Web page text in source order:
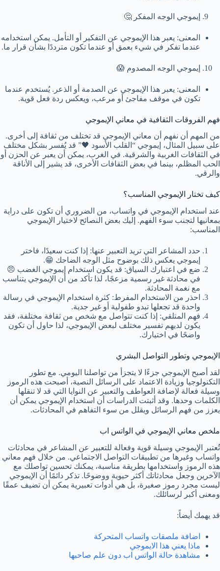
إيموجي الوجه المفكر 🤔
المعنى: يعبر هذا الإيموجي عن التفكير أو التأمل. يمكن استخدامه
عندما تفكر في شيء بعمق أو عندما تكون مترددًا بشأن قرار ما.
إيموجي الوجه المصدوم 😱
المعنى: يعبر هذا الإيموجي عن الصدمة أو الذعر. يُستخدم عندما
تكون في موقف مفاجئ أو مرعب، ويعكس ردة فعل قوية.
فهم الفروقات الثقافية في معاني الإيموجي
من المهم أن نفهم أن معاني الإيموجي قد تختلف من ثقافة إلى أخرى.
على سبيل المثال، إيموجي “القلب الأسود 🖤” قد يُفسر بشكل مختلف
في الثقافات الغربية والشرقية. في الغرب، يمكن أن يعبر عن الحزن أو
الحب المظلم، بينما في بعض الثقافات الأخرى، قد يشير إلى الأناقة
والرقي.
كيف تختار الإيموجي المناسب؟
عند استخدام الإيموجي في واتساب، من الضروري أن تكون على دراية
بمعانيها لتجنب سوء الفهم. إليك بعض النصائح لاختيار الإيموجي
المناسب:
حدد المشاعر التي تريد التعبير عنها: إذا كنت سعيدًا، فاختر
إيموجي يعكس ذلك بوضوح مثل الوجه الضاحك 😁.
ضع في اعتبارك السياق: قد يكون استخدام إيموجي الغضب 😠
في محادثة غير رسمية مزعجًا، لذا تأكد من أن الإيموجي يتناسب
مع نغمة المحادثة.
احذر من الاستخدام المفرط: كثرة استخدام الإيموجي في رسالة
واحدة قد تجعلها تبدو طفولية أو غير جدية.
فهم المتلقي: إذا كنت تتواصل مع شخص من ثقافة مختلفة، فقد
يكون لديهم تفسير مختلف لبعض الإيموجي، لذا حاول أن تكون
واضحًا في اختيارك.
الإيموجي وتطور التواصل البشري
لقد أصبح الإيموجي جزءًا لا يتجزأ من تواصلنا اليومي. مع تطور
التكنولوجيا وزيادة الاعتماد على الرسائل النصية، أصبحت هذه الرموز
وسيلة فعالة لإضافة العواطف والتعبير عن النوايا التي قد لا تنقلها
الكلمات وحدها. وقد أثبتت الدراسات أن استخدام الإيموجي يمكن أن
يعزز من فهم الرسائل ويقلل من سوء التفاهم في المحادثات.
ملخص معاني الإيموجي في الواتس اب
تُعتبر الإيموجي وسيلة قوية وفعالة للتعبير عن المشاعر في محادثات
واتساب وغيرها من تطبيقات التواصل الاجتماعي. من خلال فهم معاني
هذه الرموز واستخدامها بطريقة مناسبة، يمكنك تحسين تواصلك مع
الآخرين وجعل محادثاتك أكثر حيوية ووضوحًا. تذكر دائمًا أن الإيموجي
ليست مجرد رموز صغيرة، بل هي أدوات تعبيرية يمكن أن تضيف عمقًا
ومعنى أكبر لرسائلك.
قد يهمك أيضاً:
اضافة ملصقات واتساب المتحركة
ماذا يعني هذا الايموجي
مشاهدة حالة الواتس اب دون علم صاحبها